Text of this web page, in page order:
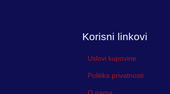
Korisni linkovi
Uslovi kupovine
Politika privatnosti